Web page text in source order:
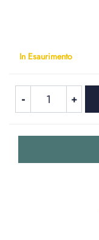
In Esaurimento